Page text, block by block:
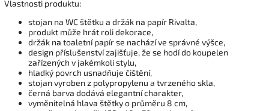
Vlastnosti produktu:
stojan na WC štětku a držák na papír Rivalta,
produkt může hrát roli dekorace,
držák na toaletní papír se nachází ve správné výšce,
design příslušenství zajišťuje, že se hodí do koupelen
zařízených v jakémkoli stylu,
hladký povrch usnadňuje čištění,
stojan vyroben z polypropylenu a tvrzeného skla,
černá barva dodává elegantní charakter,
vyměnitelná hlava štětky o průměru 8 cm,